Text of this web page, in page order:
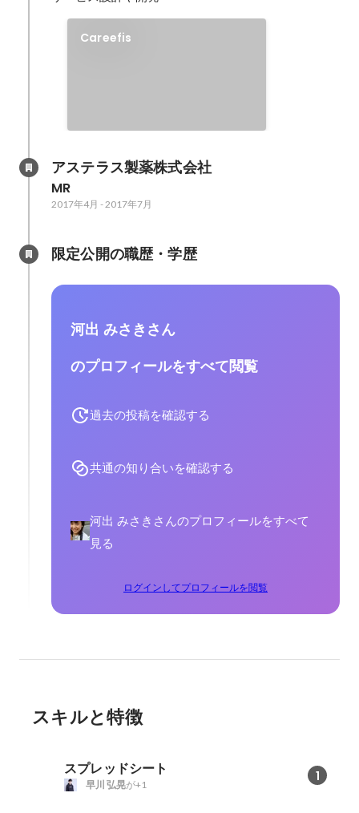
Careefis
アステラス製薬株式会社
MR
2017年4月 -2017年7月
限定公開の職歴・学歴
河出 みさきさん
のプロフィールをすべて閲覧
過去の投稿を確認する
共通の知り合いを確認する
河出 みさきさんのプロフィールをすべて
見る
ログインしてプロフィールを閲覧
スキルと特徴
スプレッドシート 1
早川 弘晃が+1